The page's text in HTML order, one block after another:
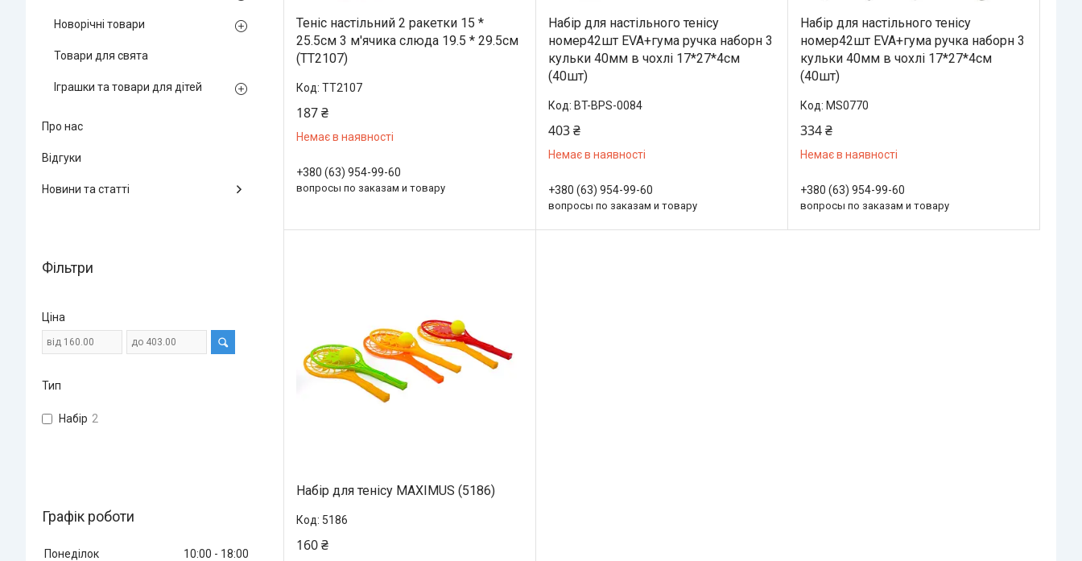
Теніс настільний 2 ракетки 15 *
25.5см 3 м'ячика слюда 19.5 * 29.5см
(TT2107)
TT2107
187 ₴
Немає в наявності
+380 (63) 954-99-60
вопросы по заказам и товару
Набір для настільного тенісу
номер42шт EVA+гума ручка наборн 3
кульки 40мм в чохлі 17*27*4см
(40шт)
BT-BPS-0084
403 ₴
Немає в наявності
+380 (63) 954-99-60
вопросы по заказам и товару
Набір для настільного тенісу
номер42шт EVA+гума ручка наборн 3
кульки 40мм в чохлі 17*27*4см
(40шт)
MS0770
334 ₴
Немає в наявності
+380 (63) 954-99-60
вопросы по заказам и товару
Набір для тенісу MAXIMUS (5186)
5186
160 ₴
Новорічні товари
Товари для свята
Іграшки та товари для дітей
Про нас
Відгуки
Новини та статті
Фільтри
Ціна
Тип
Набір 2
Графік роботи
Понеділок 10:00
18:00